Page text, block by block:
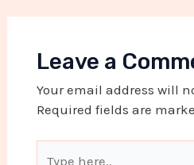
Leave a
Your email address will
Required fields are